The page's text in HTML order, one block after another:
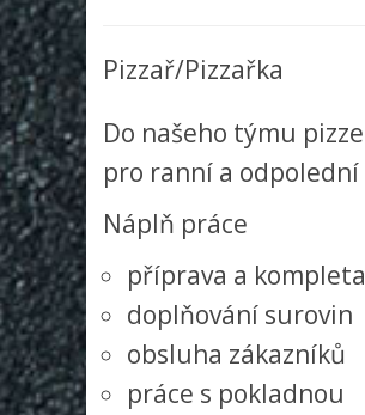
Pizzař/Pizzařka
Do našeho týmu
pro ranní a odpolední
Náplň práce
příprava a
doplňování surovin
obsluha zákazníků
práce s pokladnou